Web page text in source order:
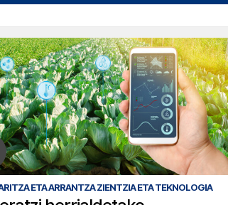
ETA ARRANTZA ZIENTZIA ETA TEKNOLOGIA